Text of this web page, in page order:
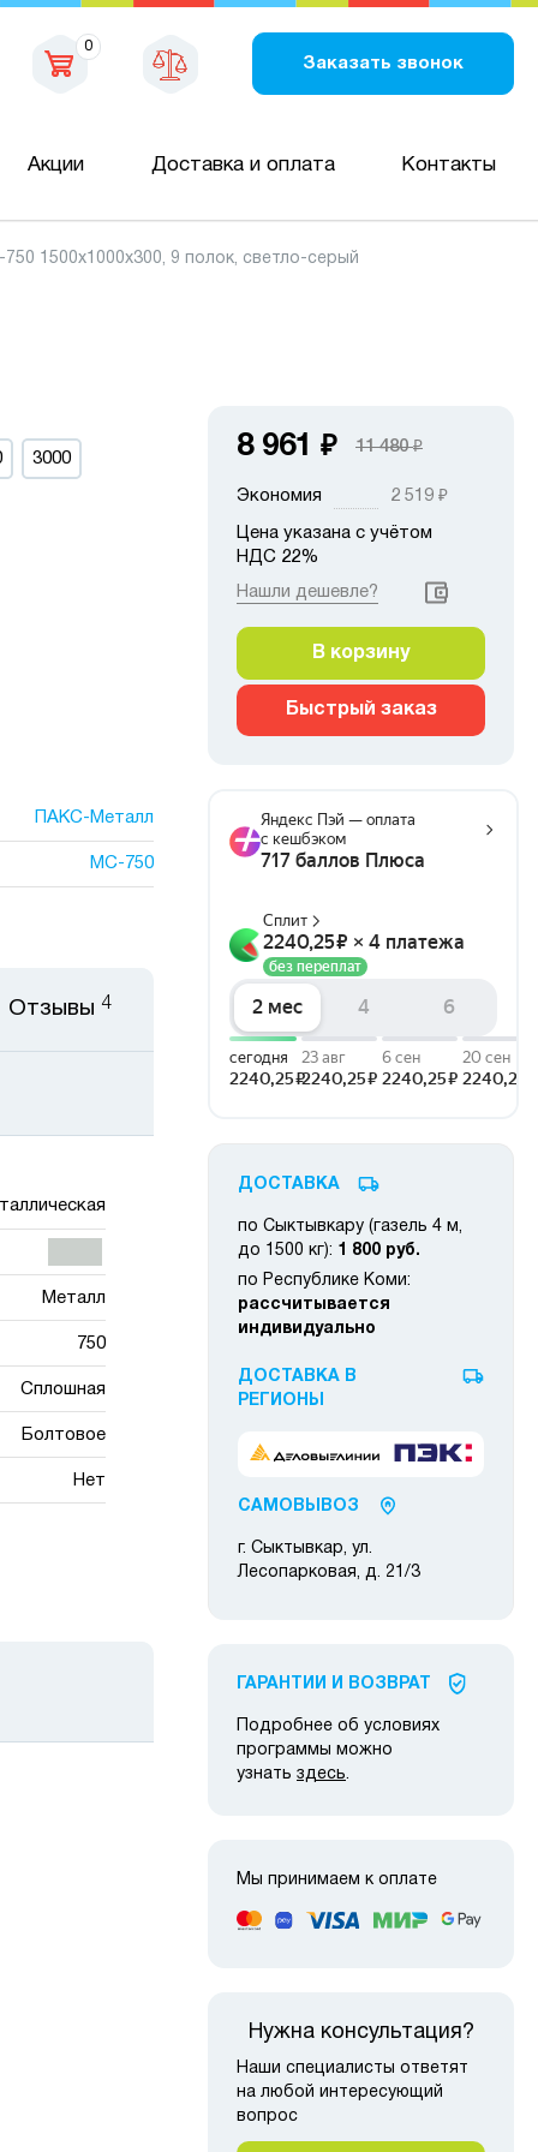
0
Заказать звонок
Акции Доставка и оплата Контакты
1500х1000х300, 9 полок, светло-серый
3000
ПАКС-Металл
МС-750
Металл
750
Сплошная
Болтовое
Нет
Отзывы 4
8 961 ₽ 11 480₽
Экономия 2 519 ₽
Цена указана с учётом
НДС 22%
Нашли дешевле?
В корзину
Быстрый заказ
ДОСТАВКА
по Сыктывкару (газель 4 м,
до 1500 кг): 1 800 руб.
по Республике Коми:
рассчитывается
индивидуально
ДОСТАВКА В
РЕГИОНЫ
САМОВЫВОЗ
г. Сыктывкар, ул.
Лесопарковая, д. 21/3
ГАРАНТИИ И ВОЗВРАТ
Подробнее об условиях
программы можно
узнать здесь.
Мы принимаем к оплате
Нужна консультация?
Наши специалисты ответят
на любой интересующий
вопрос